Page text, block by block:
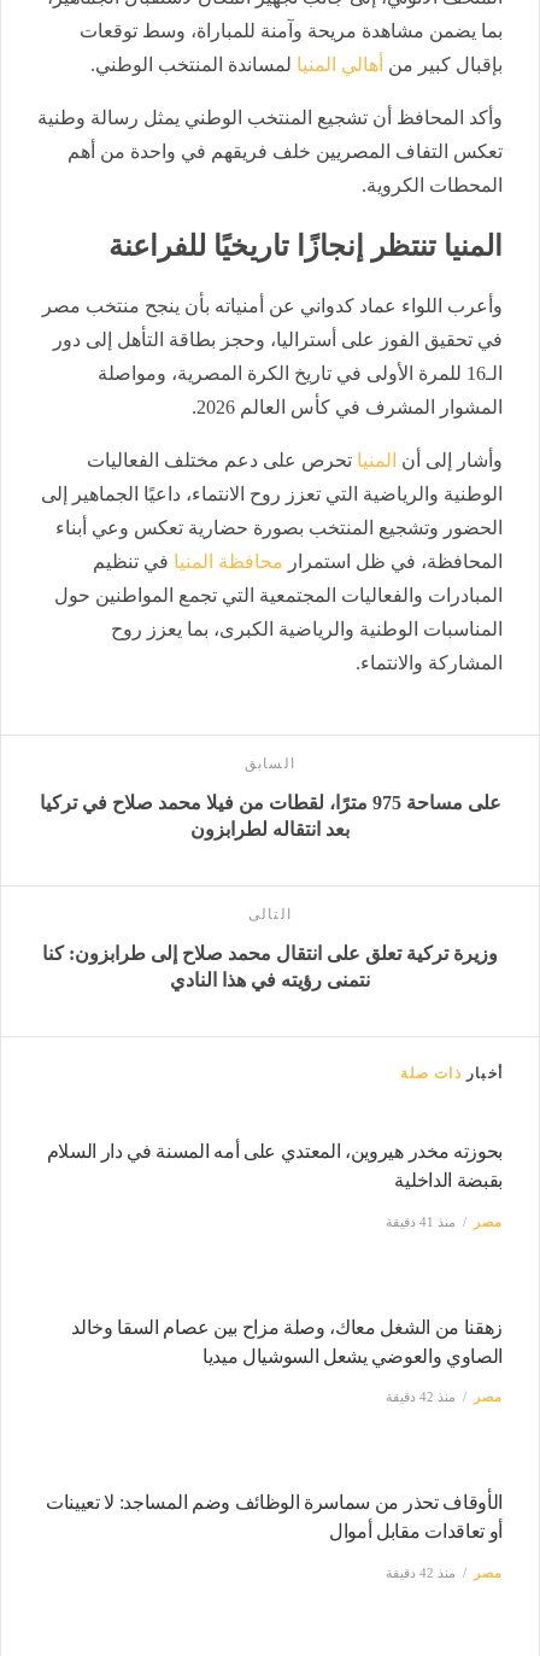
بما يضمن مشاهدة مريحة وآمنة للمباراة، وسط توقعات
بإقبال كبير من أهالي المنيا لمساندة المنتخب الوطني.
وأكد المحافظ أن تشجيع المنتخب الوطني يمثل رسالة وطنية
تعكس التفاف المصريين خلف فريقهم في واحدة من أهم
المحطات الكروية.
المنيا تنتظر إنجازًا تاريخيًا للفراعنة
وأعرب اللواء عماد كدواني عن أمنياته بأن ينجح منتخب مصر
في تحقيق الفوز على أستراليا، وحجز بطاقة التأهل إلى دور
الـ16 للمرة الأولى في تاريخ الكرة المصرية، ومواصلة
المشوار المشرف في كأس العالم 2026.
وأشار إلى أن المنيا تحرص على دعم مختلف الفعاليات
الوطنية والرياضية التي تعزز روح الانتماء، داعيًا الجماهير إلى
الحضور وتشجيع المنتخب بصورة حضارية تعكس وعي أبناء
المحافظة، في ظل استمرار محافظة المنيا في تنظيم
المبادرات والفعاليات المجتمعية التي تجمع المواطنين حول
المناسبات الوطنية والرياضية الكبرى، بما يعزز روح
المشاركة والانتماء.
السابق
على مساحة 975 مترًا، لقطات من فيلا محمد صلاح في تركيا
بعد انتقاله لطرابزون
التالى
وزيرة تركية تعلق على انتقال محمد صلاح إلى طرابزون: كنا
نتمنى رؤيته في هذا النادي
أخبار ذات صلة
بحوزته مخدر هيروين، المعتدي على أمه المسنة في دار السلام
بقبضة الداخلية
مصر منذ 41 دقيقة
زهقنا من الشغل معاك، وصلة مزاح بين عصام السقا وخالد
الصاوي والعوضي يشعل السوشيال ميديا
مصر منذ 42 دقيقة
الأوقاف تحذر من سماسرة الوظائف وضم المساجد: لا تعيينات
أو تعاقدات مقابل أموال
مصر منذ 42 دقيقة